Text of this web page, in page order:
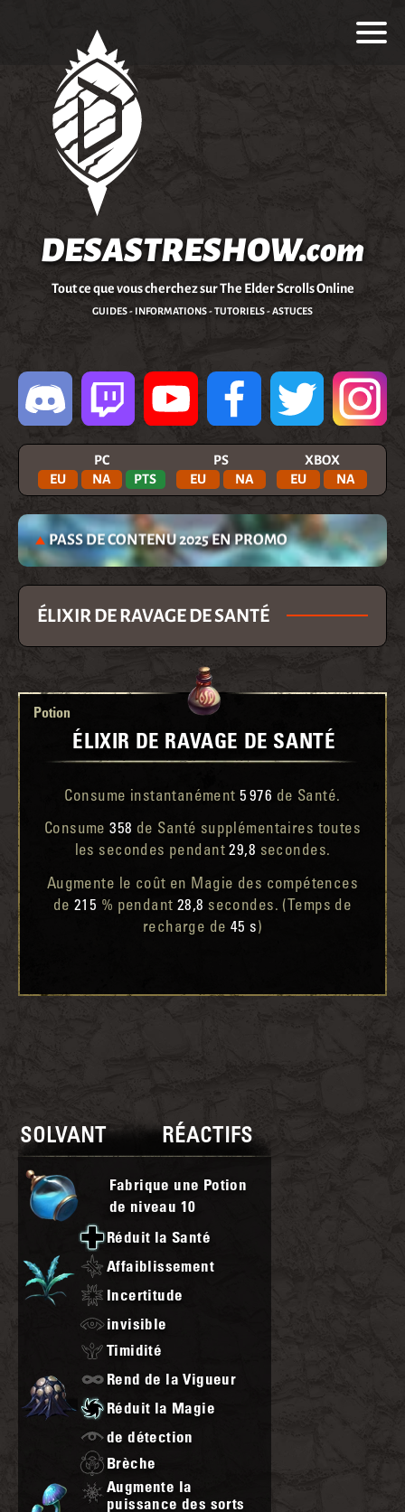
DESASTRESHOW.com
Tout ce que vous cherchez sur The Elder Scrolls Online
GUIDES - INFORMATIONS - TUTORIELS - ASTUCES
PC
EU
NA PTS
PS
EU
NA
XBOX
EU
NA
PASS DE CONTENU 2025 EN PROMO
ÉLIXIR DE RAVAGE DE SANTÉ
Potion
ÉLIXIR DE RAVAGE DE SANTÉ
Consume instantanément5 976 de Santé.
Consume358 de Santé supplémentaires toutes
les secondes pendant29,8 secondes.
Augmente le coût en Magie des compétences
de215 % pendant 28,8 secondes. (Temps de
recharge de 45 s)
SOLVANT RÉACTIFS
Fabrique une Potion
de niveau 10
Réduit la Santé
Affaiblissement
Incertitude
invisible
Timidité
Rend de la Vigueur
Réduit la Magie
de détection
Brèche
Augmente la
puissance des sorts